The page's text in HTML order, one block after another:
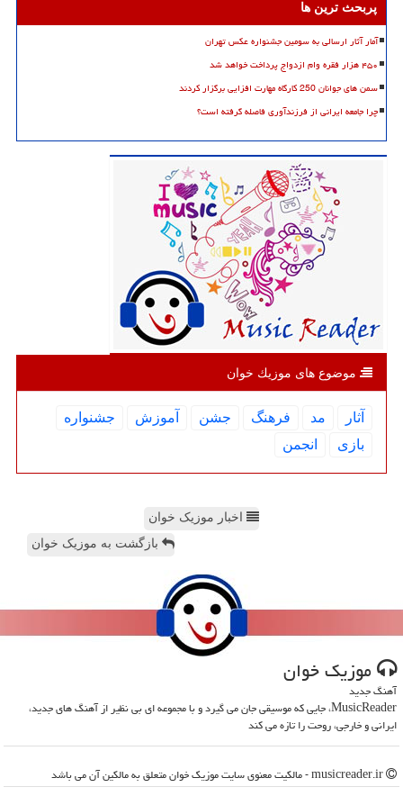
پربحث ترین ها
آمار آثار ارسالی به سومین جشنواره عکس تهران
۴۵۰ هزار فقره وام ازدواج پرداخت خواهد شد
سمن های جوانان 250 کارگاه مهارت افزایی برگزار کردند
چرا جامعه ایرانی از فرزندآوری فاصله گرفته است؟
موضوع های موزیك خوان
آثار مد فرهنگ جشن آموزش
جشنواره
بازی
انجمن
اخبار موزیک خوان
بازگشت به موزیک خوان
موزیك خوان
آهنگ جدید
MusicReader، جایی که موسیقی جان می گیرد و با مجموعه ای بی نظیر از آهنگ های جدید،
ایرانی و خارجی، روحت را تازه می کند